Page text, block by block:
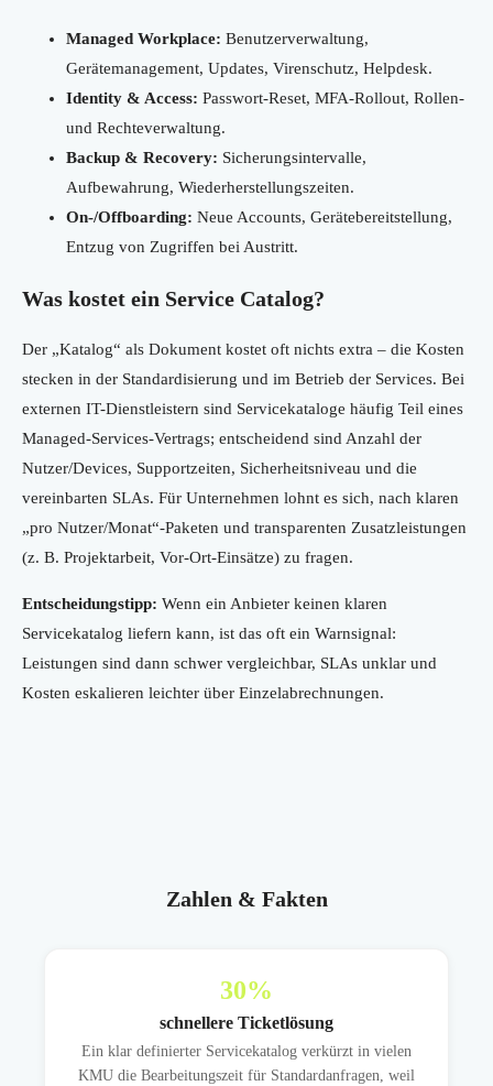
Managed Workplace: Benutzerverwaltung,
Gerätemanagement, Updates, Virenschutz, Helpdesk.
Identity & Access: Passwort-Reset, MFA-Rollout, Rollen-
und Rechteverwaltung.
Backup & Recovery: Sicherungsintervalle,
Aufbewahrung, Wiederherstellungszeiten.
On-/Offboarding: Neue Accounts, Gerätebereitstellung,
Entzug von Zugriffen bei Austritt.
Was kostet ein Service Catalog?
Der „Katalog“ als Dokument kostet oft nichts extra – die Kosten
stecken in der Standardisierung und im Betrieb der Services. Bei
externen IT-Dienstleistern sind Servicekataloge häufig Teil eines
Managed-Services-Vertrags; entscheidend sind Anzahl der
Nutzer/Devices, Supportzeiten, Sicherheitsniveau und die
vereinbarten SLAs. Für Unternehmen lohnt es sich, nach klaren
„pro Nutzer/Monat“-Paketen und transparenten Zusatzleistungen
(z. B. Projektarbeit, Vor-Ort-Einsätze) zu fragen.
Entscheidungstipp: Wenn ein Anbieter keinen klaren
Servicekatalog liefern kann, ist das oft ein Warnsignal:
Leistungen sind dann schwer vergleichbar, SLAs unklar und
Kosten eskalieren leichter über Einzelabrechnungen.
Zahlen & Fakten
30%
schnellere Ticketlösung
Ein klar definierter Servicekatalog verkürzt in vielen
KMU die Bearbeitungszeit für Standardanfragen, weil